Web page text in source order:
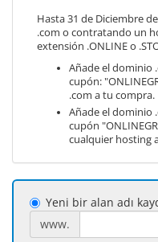
Hasta 31 de Diciembre
.com o contratando un
extensión .ONLINE o
Añade el dominio
cupón:
.com a tu compra.
Añade el dominio
cupón
cualquier hosting
Yeni bir alan adı
www.